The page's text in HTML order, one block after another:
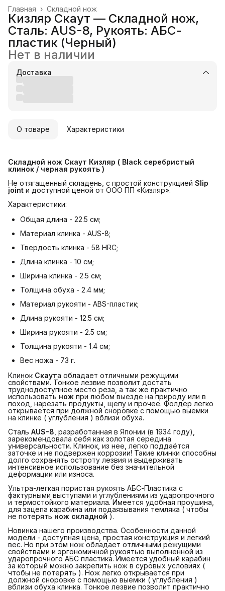
Складной нож
Главная ›
Кизляр Скаут — Складной нож,
Сталь: AUS-8, Рукоять: АБС-
пластик (Черный)
Нет в наличии
Доставка
О товаре Характеристики
Складной нож Скаут Кизляр ( Black серебристый
клинок / черная рукоять )
Не отягащенный складень, с простой конструкцией Slip
joint и доступной ценой от ООО ПП «Кизляр».
Характеристики:
Общая длина - 22.5 см;
Материал клинка - AUS-8;
Твердость клинка - 58 HRC;
Длина клинка - 10 см;
Ширина клинка - 2.5 см;
Толщина обуха - 2.4 мм;
Материал рукояти - ABS-пластик;
Длина рукояти - 12.5 см;
Ширина рукояти - 2.5 см;
Толщина рукояти - 1.4 см;
Вес ножа - 73 г.
Клинок Скаута обладает отличными режущими
свойствами. Тонкое лезвие позволит достать
труднодоступное место реза, а так же практично
использовать нож при любом выезде на природу или в
поход, нарезать продукты, щепу и прочее. Фолдер легко
открывается при должной сноровке с помощью выемки
на клинке ( углубления ) вблизи обуха.
Сталь AUS-8 , разработанная в Японии (в 1934 году),
зарекомендовала себя как золотая середина
универсальности. Клинок, из нее, легко поддаётся
заточке и не подвержен коррозии! Такие клинки способны
долго сохранять остроту лезвия и выдерживать
интенсивное использование без значительной
деформации или износа.
Ультра-легкая пористая рукоять АБС-Пластика с
фактурными выступами и углублениями из ударопрочного
и термостойкого материала. Имеется удобная проушина,
для зацепа карабина или подаязывания темляка ( чтобы
не потерять нож складной ).
Новинка нашего производства. Особенности данной
модели - доступная цена, простая конструкция и легкий
вес. Но при этом нож обладает отличными режущими
свойствами и эргономичной рукоятью выполненной из
ударопрочного АБС пластика. Имеется удобный карабин
за который можно закрепить нож в суровых условиях (
чтобы не потерять ). Нож легко открывается при
должной сноровке с помощью выемки ( углубления )
вблизи обуха клинка. Тонкое лезвие позволит практично